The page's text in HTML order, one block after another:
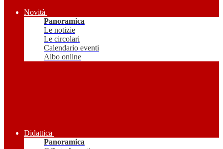
Novità
Panoramica
Le notizie
Le circolari
Calendario eventi
Albo online
Didattica
Panoramica